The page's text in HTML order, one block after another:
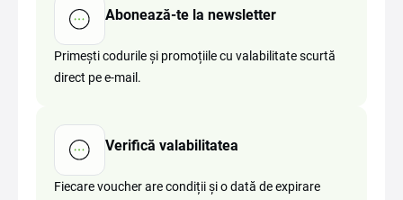
Abonează-te la newsletter
Primești codurile și promoțiile cu valabilitate scurtă
direct pe e-mail.
Verifică valabilitatea
Fiecare voucher are condiții și o dată de expirare